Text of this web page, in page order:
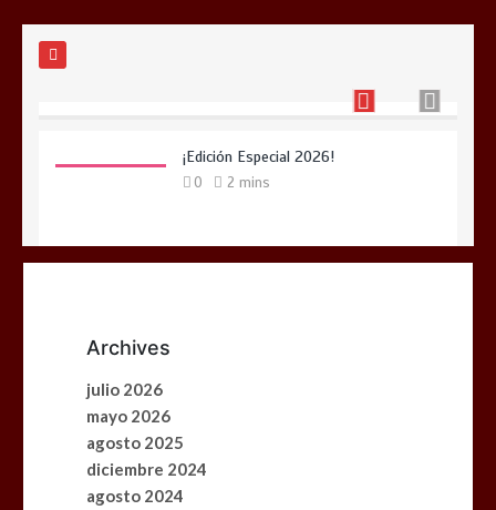
futuro
¡Edición Especial 2026!
0 2 mins
Negocios con China» de Shake to Win
Archives
julio 2026
mayo 2026
agosto 2025
diciembre 2024
agosto 2024